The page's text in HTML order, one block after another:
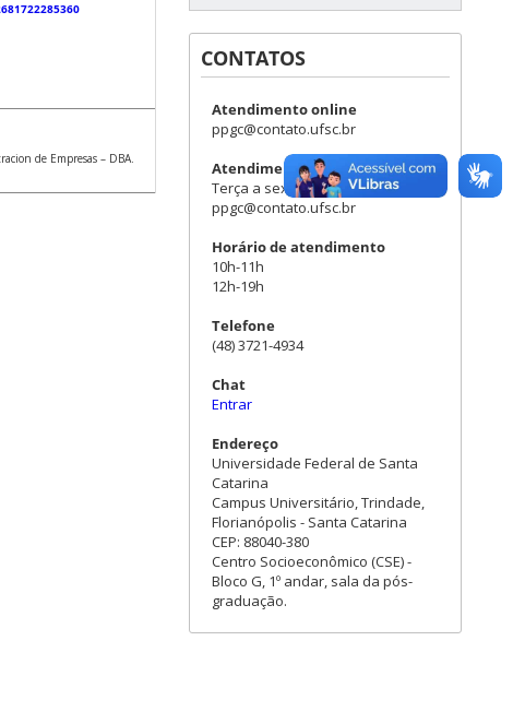
de Empresas – DBA.
CONTATOS
Atendimento online
ppgc@contato.ufsc.br
Atendimento presencial
Terça a sexta (sob agendamento)
ppgc@contato.ufsc.br
Horário de atendimento
10h-11h
12h-19h
Telefone
(48) 3721-4934
Chat
Entrar
Endereço
Universidade Federal de Santa
Catarina
Campus Universitário, Trindade,
Florianópolis - Santa Catarina
CEP: 88040-380
Centro Socioeconômico (CSE) -
Bloco G, 1º andar, sala da pós-
graduação.